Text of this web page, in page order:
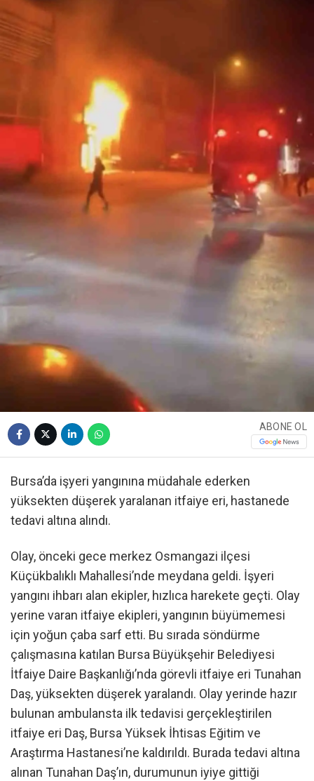
ABONE OL
Bursa’da işyeri yangınına müdahale ederken
yüksekten düşerek yaralanan itfaiye eri, hastanede
tedavi altına alındı.
Olay, önceki gece merkez Osmangazi ilçesi
Küçükbalıklı Mahallesi’nde meydana geldi. İşyeri
yangını ihbarı alan ekipler, hızlıca harekete geçti. Olay
yerine varan itfaiye ekipleri, yangının büyümemesi
için yoğun çaba sarf etti. Bu sırada söndürme
çalışmasına katılan Bursa Büyükşehir Belediyesi
İtfaiye Daire Başkanlığı’nda görevli itfaiye eri Tunahan
Daş, yüksekten düşerek yaralandı. Olay yerinde hazır
bulunan ambulansta ilk tedavisi gerçekleştirilen
itfaiye eri Daş, Bursa Yüksek İhtisas Eğitim ve
Araştırma Hastanesi’ne kaldırıldı. Burada tedavi altına
alınan Tunahan Daş’ın, durumunun iyiye gittiği